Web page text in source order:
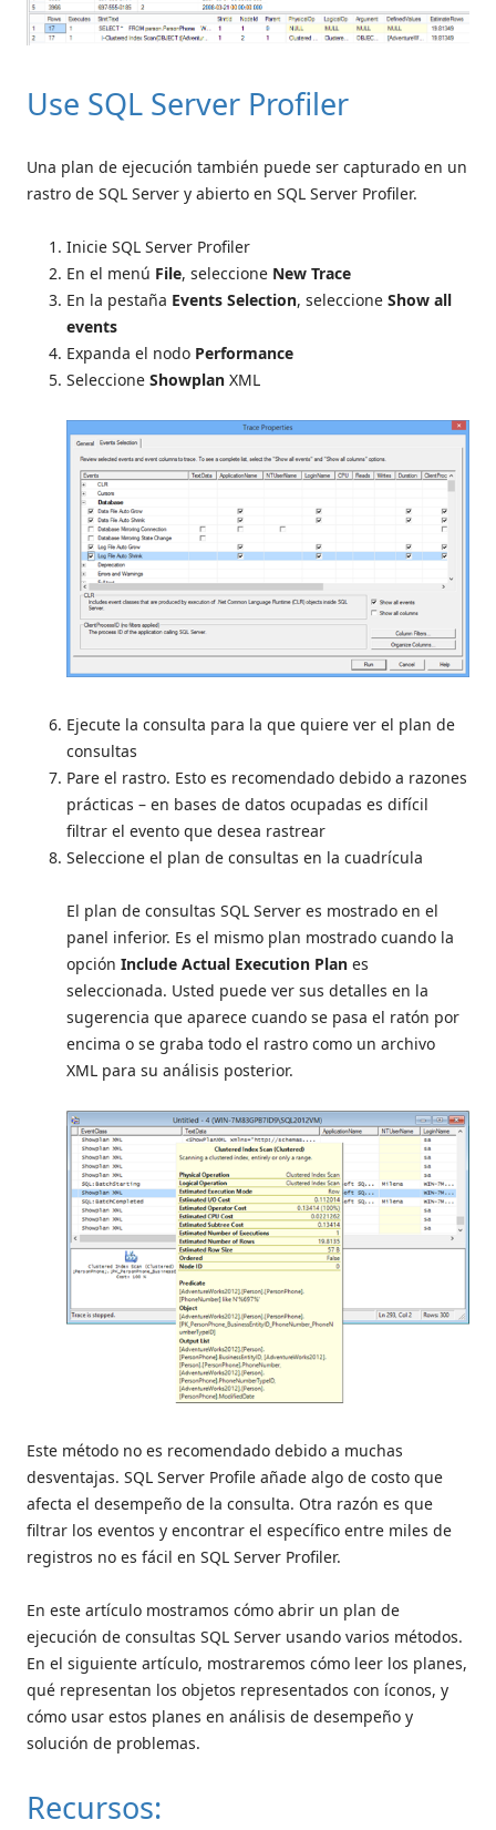
Use SQL Server Profiler
Una plan de ejecución también puede ser capturado en un
rastro de SQL Server y abierto en SQL Server Profiler.
Inicie SQL Server Profiler
En el menú File, seleccione New Trace
En la pestaña Events Selection, seleccione Show all
events
Expanda el nodo Performance
Seleccione Showplan XML
Ejecute la consulta para la que quiere ver el plan de
consultas
Pare el rastro. Esto es recomendado debido a razones
prácticas – en bases de datos ocupadas es difícil
filtrar el evento que desea rastrear
Seleccione el plan de consultas en la cuadrícula
El plan de consultas SQL Server es mostrado en el
panel inferior. Es el mismo plan mostrado cuando la
opción Include Actual Execution Plan es
seleccionada. Usted puede ver sus detalles en la
sugerencia que aparece cuando se pasa el ratón por
encima o se graba todo el rastro como un archivo
XML para su análisis posterior.
Este método no es recomendado debido a muchas
desventajas. SQL Server Profile añade algo de costo que
afecta el desempeño de la consulta. Otra razón es que
filtrar los eventos y encontrar el específico entre miles de
registros no es fácil en SQL Server Profiler.
En este artículo mostramos cómo abrir un plan de
ejecución de consultas SQL Server usando varios métodos.
En el siguiente artículo, mostraremos cómo leer los planes,
qué representan los objetos representados con íconos, y
cómo usar estos planes en análisis de desempeño y
solución de problemas.
Recursos: